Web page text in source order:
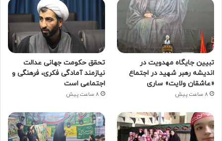
تبیین جایگاه مهدویت در
اندیشه رهبر شهید در اجتماع
«عاشقان ولایت» ساری
8 ساعت پیش
تحقق حکومت جهانی عدالت
نیازمند آمادگی فکری، فرهنگی و
اجتماعی است
8 ساعت پیش